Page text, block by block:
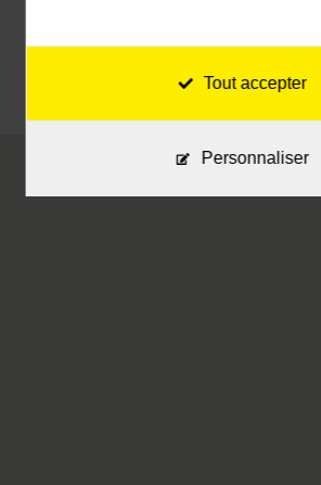
ENVOYEZ VOTRE MESSAGE
Tout accepter
Personnaliser